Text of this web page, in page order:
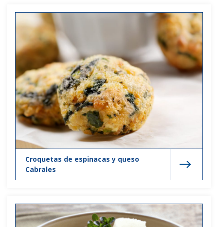
Croquetas de espinacas y queso
Cabrales